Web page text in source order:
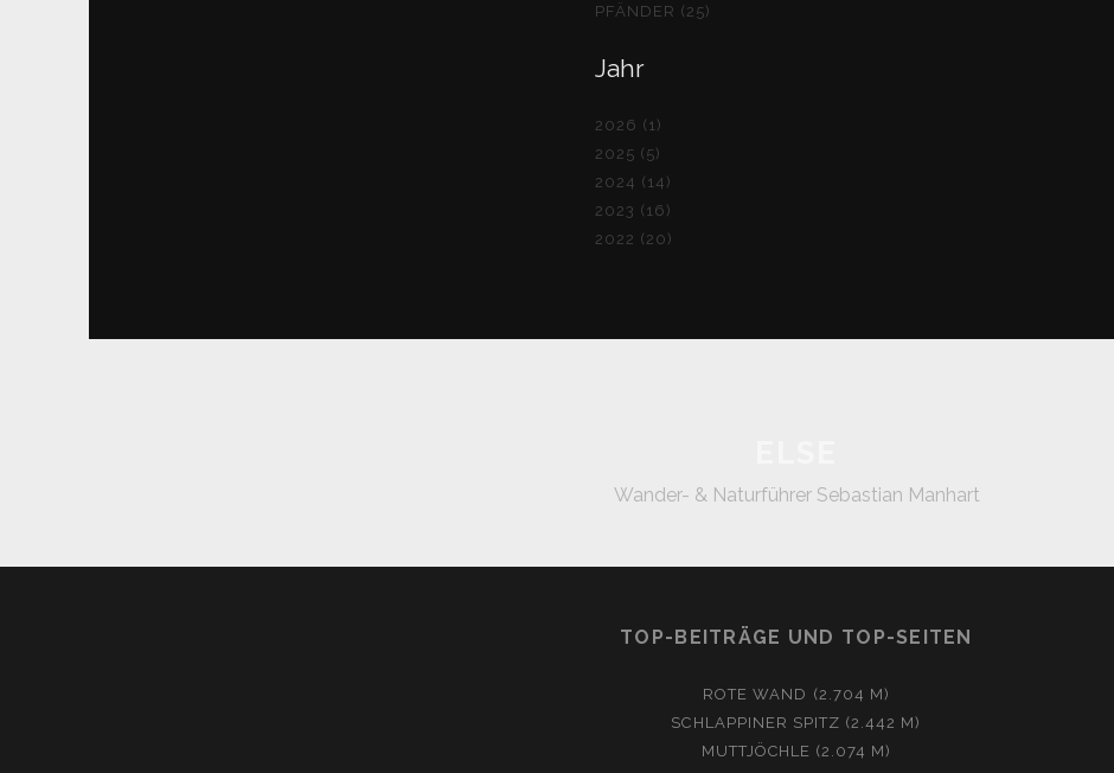
PFÄNDER (25)
Jahr
2026 (1)
2025 (5)
2024 (14)
2023 (16)
2022 (20)
Wander- & Naturführer Sebastian Manhart
TOP-BEITRÄGE UND TOP-SEITEN
ROTE WAND (2.704 M)
SCHLAPPINER SPITZ (2.442 M)
MUTTJÖCHLE (2.074 M)